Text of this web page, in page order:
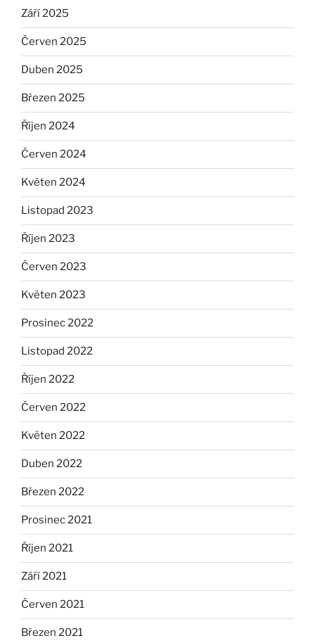
Září 2025
Červen 2025
Duben 2025
Březen 2025
Říjen 2024
Červen 2024
Květen 2024
Listopad 2023
Říjen 2023
Červen 2023
Květen 2023
Prosinec 2022
Listopad 2022
Říjen 2022
Červen 2022
Květen 2022
Duben 2022
Březen 2022
Prosinec 2021
Říjen 2021
Září 2021
Červen 2021
Březen 2021